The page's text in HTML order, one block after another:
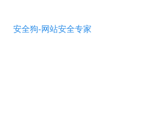
安全狗-网站安全专家